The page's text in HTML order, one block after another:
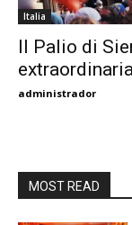
Italia
Il Palio di
administrador
MOST READ